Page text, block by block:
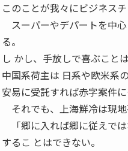
このことが我々にビジネス
スーパーやデパートを中
る。
し かし、手放しで喜ぶこと
中国系荷主は 日系や欧米系
安易に受託すれば赤字案件に
それでも、上海鮮冷は現
「郷に入れば郷に従えで
するこ とはできない。